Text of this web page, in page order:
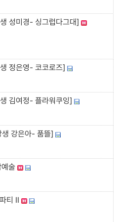
성미경- 싱그럽다그대]
정은영- 코코로즈]
김여정- 플라워쿠잉]
강은아- 품뜰]
술
티 II